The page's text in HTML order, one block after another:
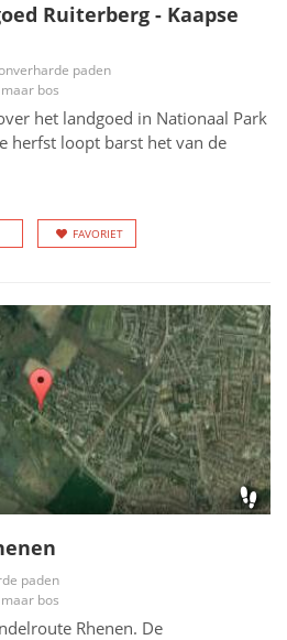
Ruiterberg - Kaapse
paden
bos
het landgoed in Nationaal Park
herfst loopt barst het van de
FAVORIET
paden
bos
Rhenen. De